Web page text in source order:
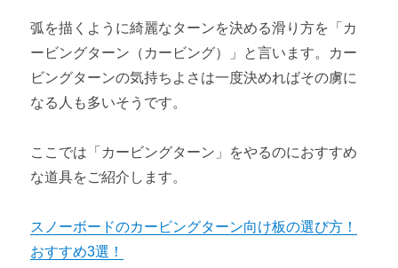
弧を描くように綺麗なターンを決める滑り方を「カ
ービングターン（カービング）」と言います。カー
ビングターンの気持ちよさは一度決めればその虜に
なる人も多いそうです。
ここでは「カービングターン」をやるのにおすすめ
な道具をご紹介します。
スノーボードのカービングターン向け板の選び方！
おすすめ3選！